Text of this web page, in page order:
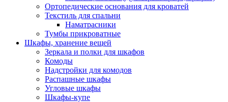
Ортопедические основания для кроватей
Текстиль для спальни
Наматрасники
Тумбы прикроватные
Шкафы, хранение вещей
Зеркала и полки для шкафов
Комоды
Надстройки для комодов
Распашные шкафы
Угловые шкафы
Шкафы-купе